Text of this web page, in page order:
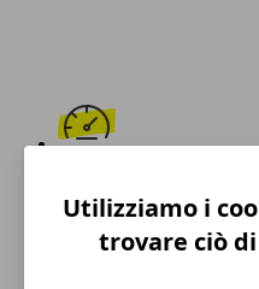
Utilizziamo i
trovare ciò